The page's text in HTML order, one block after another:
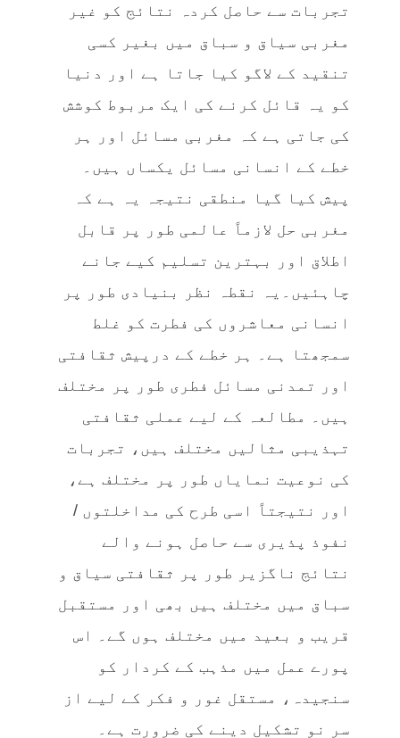
تجربات سے حاصل کردہ نتائج کو غیر
مغربی سیاق و سباق میں بغیر کسی
تنقید کے لاگو کیا جاتا ہے اور دنیا
کو یہ قائل کرنے کی ایک مربوط کوشش
کی جاتی ہے کہ مغربی مسائل اور ہر
خطے کے انسانی مسائل یکساں ہیں۔
پیش کیا گیا منطقی نتیجہ یہ ہے کہ
مغربی حل لازماً عالمی طور پر قابل
اطلاق اور بہترین تسلیم کیے جانے
چاہئیں۔یہ نقطہ نظر بنیادی طور پر
انسانی معاشروں کی فطرت کو غلط
سمجھتا ہے۔ ہر خطے کے درپیش ثقافتی
اور تمدنی مسائل فطری طور پر مختلف
ہیں۔ مطالعہ کے لیے عملی ثقافتی
تہذیبی مثالیں مختلف ہیں، تجربات
کی نوعیت نمایاں طور پر مختلف ہے،
اور نتیجتاً اسی طرح کی مداخلتوں /
نفوذ پذیری سے حاصل ہونے والے
نتائج ناگزیر طور پر ثقافتی سیاق و
سباق میں مختلف ہیں بھی اور مستقبل
قریب و بعید میں مختلف ہوں گے۔ اس
پورے عمل میں مذہب کے کردار کو
سنجیدہ، مستقل غور و فکر کے لیے از
سر نو تشکیل دینے کی ضرورت ہے۔